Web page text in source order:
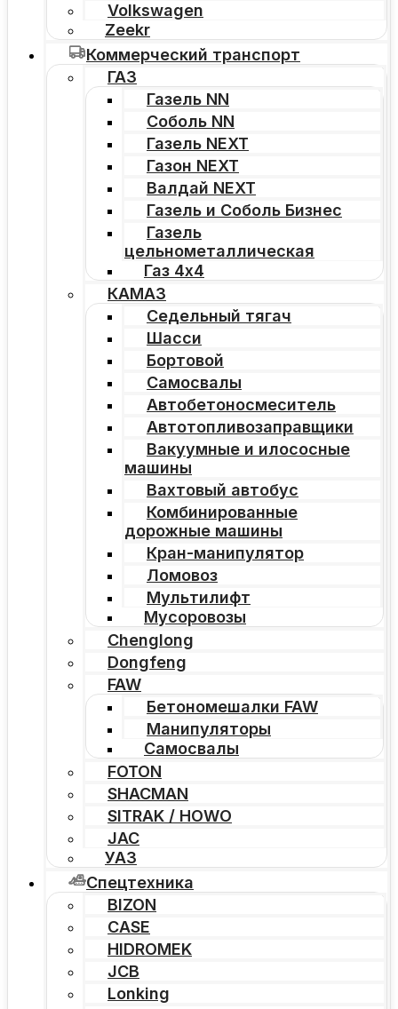
Volkswagen
Zeekr
Коммерческий транспорт
ГАЗ
Газель NN
Соболь NN
Газель NEXT
Газон NEXT
Валдай NEXT
Газель и Соболь Бизнес
Газель
цельнометаллическая
Газ 4х4
КАМАЗ
Седельный тягач
Шасси
Бортовой
Самосвалы
Автобетоносмеситель
Автотопливозаправщики
Вакуумные и илососные
машины
Вахтовый автобус
Комбинированные
дорожные машины
Кран-манипулятор
Ломовоз
Мультилифт
Мусоровозы
Chenglong
Dongfeng
FAW
Бетономешалки FAW
Манипуляторы
Самосвалы
FOTON
SHACMAN
SITRAK / HOWO
JAC
УАЗ
Спецтехника
BIZON
CASE
HIDROMEK
JCB
Lonking